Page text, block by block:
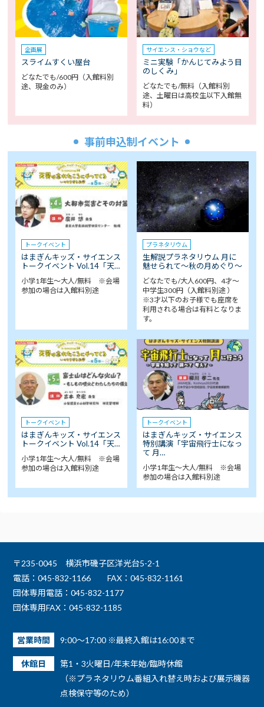
企画展
スライムすくい屋台
どなたでも/600円（入館料別
途、現金のみ）
サイエンス・ショウなど
ミニ実験「かんじてみよう目
のしくみ」
どなたでも/無料（入館料別
途、土曜日は高校生以下入館無
料）
事前申込制イベント
トークイベント
はまぎんキッズ・サイエンス
トークイベント Vol.14「天…
小学1年生～大人/無料 ※会場
参加の場合は入館料別途
プラネタリウム
生解説プラネタリウム 月に
魅せられて～秋の月めぐり～
どなたでも/大人600円、4才～
中学生300円（入館料別途 ）
※3才以下のお子様でも座席を
利用される場合は有料となりま
す。
トークイベント
はまぎんキッズ・サイエンス
トークイベント Vol.14「天…
小学1年生～大人/無料 ※会場
参加の場合は入館料別途
トークイベント
はまぎんキッズ・サイエンス
特別講演「宇宙飛行士になっ
て 月…
小学1年生～大人/無料 ※会場
参加の場合は入館料別途
〒235-0045 横浜市磯子区洋光台5-2-1
電話：045-832-1166
FAX：045-832-1161
団体専用電話：045-832-1177
団体専用FAX：045-832-1185
営業時間 9:00～17:00 ※最終入館は16:00まで
休館日
第1・3火曜日/年末年始/臨時休館
（※プラネタリウム番組入れ替え時および展示機器
点検保守等のため）